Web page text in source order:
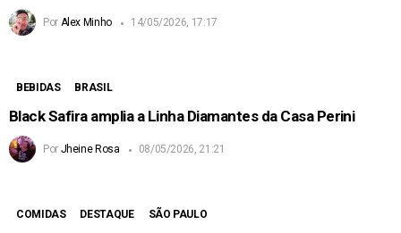
Por Alex Minho 14/05/2026, 17:17
BEBIDAS BRASIL
Black Safira amplia a Linha Diamantes da Casa Perini
Por Jheine Rosa 08/05/2026, 21:21
COMIDAS DESTAQUE SÃO PAULO